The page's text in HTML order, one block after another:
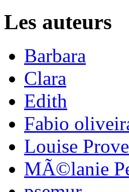
Les auteurs
Barbara
Clara
Edith
Fabio
Louise
MÃ©lanie